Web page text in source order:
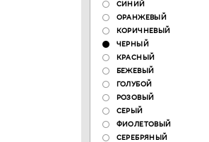
СИНИЙ
ОРАНЖЕВЫЙ
КОРИЧНЕВЫЙ
ЧЕРНЫЙ
КРАСНЫЙ
БЕЖЕВЫЙ
ГОЛУБОЙ
РОЗОВЫЙ
СЕРЫЙ
ФИОЛЕТОВЫЙ
СЕРЕБРЯНЫЙ